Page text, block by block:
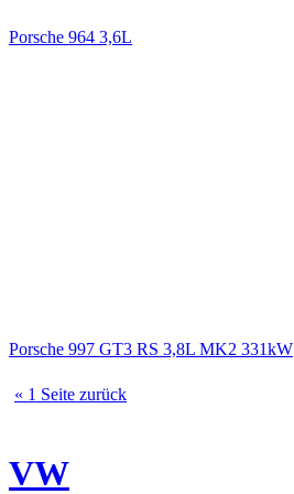
Porsche 964 3,6L
Porsche 997 GT3 RS 3,8L MK2 331kW
« 1 Seite zurück
VW